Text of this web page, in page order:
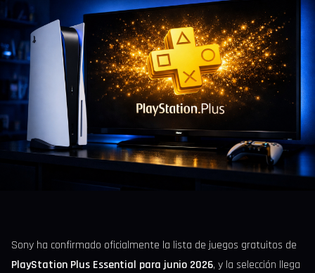
Sony ha confirmado oficialmente la lista de juegos gratuitos de
PlayStation Plus Essential para junio 2026, y la selección llega